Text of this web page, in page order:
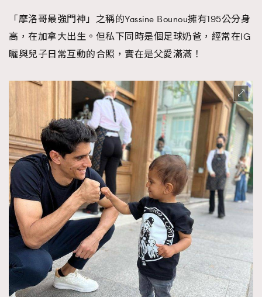
「摩洛哥最強門神」之稱的Yassine Bounou擁有195公分身
高，在加拿大出生。但私下同時是個足球奶爸，經常在IG
曬與兒子日常互動的合照，實在是父愛滿滿！